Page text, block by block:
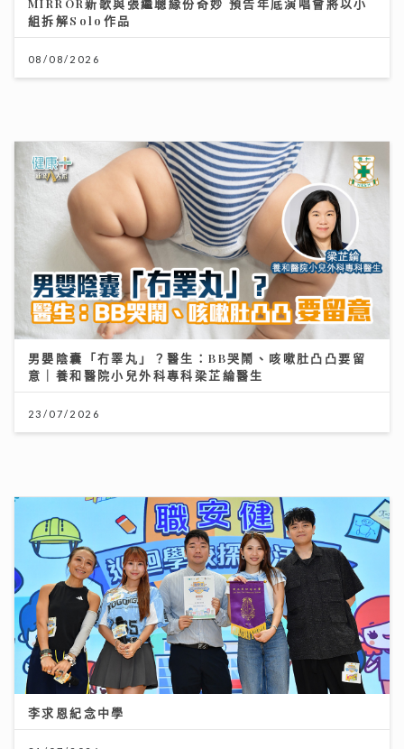
08/08/2026
男嬰陰囊「冇睪丸」？醫生：BB哭鬧、咳嗽肚凸凸要留
意｜養和醫院小兒外科專科梁芷綸醫生
23/07/2026
李求恩紀念中學
31/07/2026